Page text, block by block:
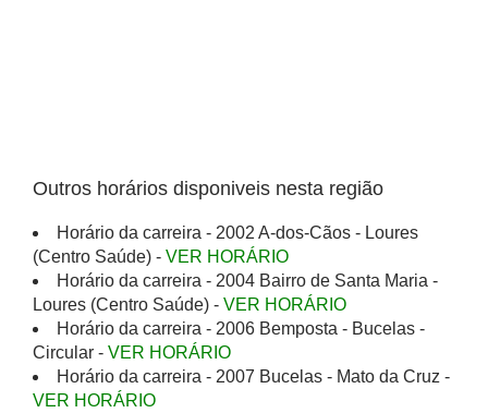
Outros horários disponiveis nesta região
Horário da carreira - 2002 A-dos-Cãos - Loures
(Centro Saúde) - VER HORÁRIO
Horário da carreira - 2004 Bairro de Santa Maria -
Loures (Centro Saúde) - VER HORÁRIO
Horário da carreira - 2006 Bemposta - Bucelas -
Circular - VER HORÁRIO
Horário da carreira - 2007 Bucelas - Mato da Cruz -
VER HORÁRIO